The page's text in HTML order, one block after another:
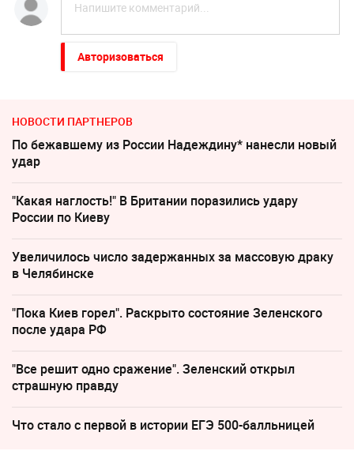
Авторизоваться
НОВОСТИ ПАРТНЕРОВ
По бежавшему из России Надеждину* нанесли новый
удар
"Какая наглость!" В Британии поразились удару
России по Киеву
Увеличилось число задержанных за массовую драку
в Челябинске
"Пока Киев горел". Раскрыто состояние Зеленского
после удара РФ
"Все решит одно сражение". Зеленский открыл
страшную правду
Что стало с первой в истории ЕГЭ 500-балльницей